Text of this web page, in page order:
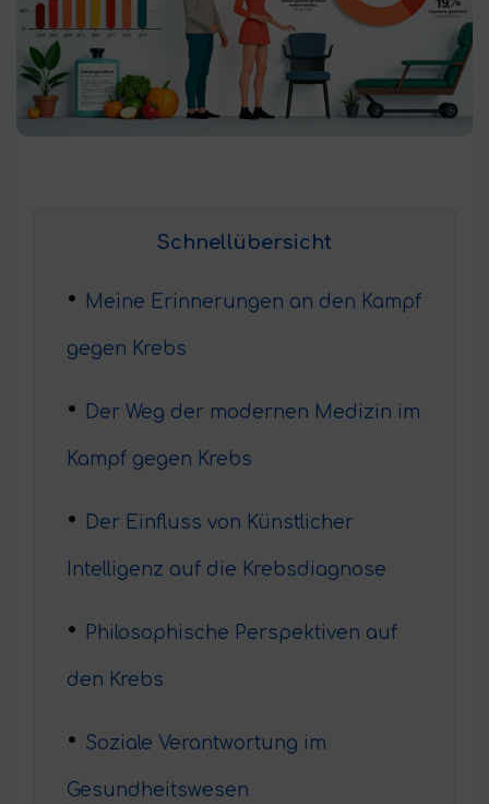
Schnellübersicht
Meine Erinnerungen an den Kampf
gegen Krebs
Der Weg der modernen Medizin im
Kampf gegen Krebs
Der Einfluss von Künstlicher
Intelligenz auf die Krebsdiagnose
Philosophische Perspektiven auf
den Krebs
Soziale Verantwortung im
Gesundheitswesen